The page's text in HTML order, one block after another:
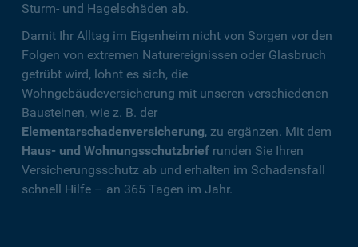
Sturm- und Hagelschäden ab.
Damit Ihr Alltag im Eigenheim nicht von Sorgen vor den
Folgen von extremen Naturereignissen oder Glasbruch
getrübt wird, lohnt es sich, die
Wohngebäudeversicherung mit unseren verschiedenen
Bausteinen, wie z. B. der
Elementarschadenversicherung, zu ergänzen. Mit dem
Haus- und Wohnungsschutzbrief runden Sie Ihren
Versicherungsschutz ab und erhalten im Schadensfall
schnell Hilfe – an 365 Tagen im Jahr.